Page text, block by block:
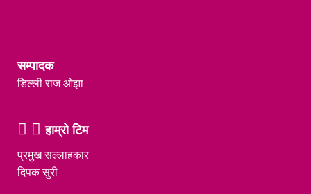
सम्पादक
डिल्ली राज ओझा
हाम्रो टिम
प्रमुख सल्लाहकार
दिपक सुरी